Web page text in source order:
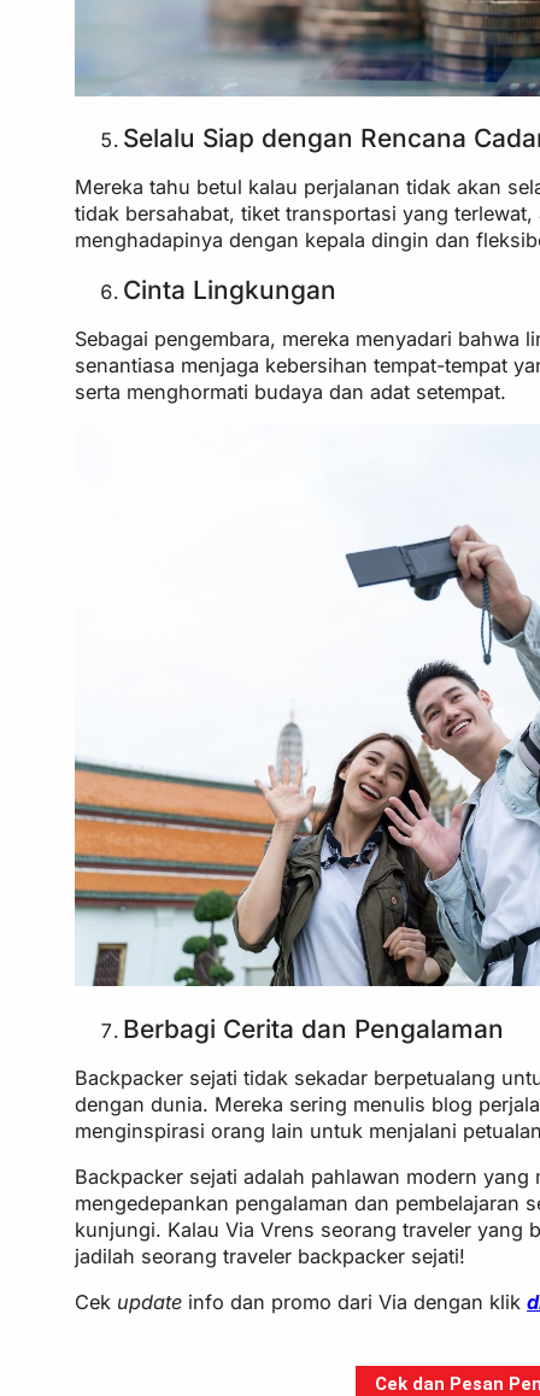
Selalu Siap dengan Rencana
Mereka tahu betul kalau perjalanan tidak akan
tidak bersahabat, tiket transportasi yang
menghadapinya dengan kepala dingin dan
Cinta Lingkungan
Sebagai pengembara, mereka menyadari bahwa
senantiasa menjaga kebersihan tempat-tempat
serta menghormati budaya dan adat setempat.
Berbagi Cerita dan Pengalaman
Backpacker sejati tidak sekadar berpetualang
dengan dunia. Mereka sering menulis blog
menginspirasi orang lain untuk menjalani
Backpacker sejati adalah pahlawan modern
mengedepankan pengalaman dan pembelajaran
kunjungi. Kalau Via Vrens seorang traveler yang
jadilah seorang traveler backpacker sejati!
Cek update info dan promo dari Via dengan klik
Cek dan Pesan